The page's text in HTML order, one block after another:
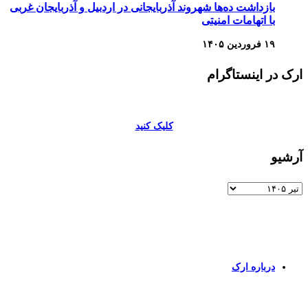
بازداشت ده‌ها شهروند آذربایجانی در اردبیل و آذربایجان غربی
با اتهامات امنیتی
۱۹ فروردین ۱۴۰۵
ارک در اینستاگرام
کلیک کنید
آرشیو
آرشیو
درباره ارک